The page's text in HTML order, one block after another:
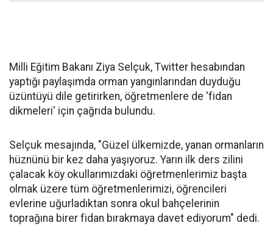
Milli Eğitim Bakanı Ziya Selçuk, Twitter hesabından
yaptığı paylaşımda orman yangınlarından duyduğu
üzüntüyü dile getirirken, öğretmenlere de 'fidan
dikmeleri' için çağrıda bulundu.
Selçuk mesajında, "Güzel ülkemizde, yanan ormanların
hüznünü bir kez daha yaşıyoruz. Yarın ilk ders zilini
çalacak köy okullarımızdaki öğretmenlerimiz başta
olmak üzere tüm öğretmenlerimizi, öğrencileri
evlerine uğurladıktan sonra okul bahçelerinin
toprağına birer fidan bırakmaya davet ediyorum" dedi.